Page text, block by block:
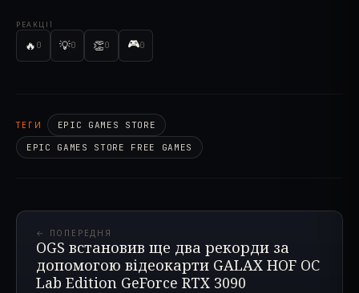
РЕАКЦІЇ
🔥 0 💡0 👏0 🎮0
ТЕГИ
EPIC GAMES STORE
EPIC GAMES STORE FREE GAMES
← ПОПЕРЕДНЯ
OGS встановив ще два рекорди за
допомогою відеокарти GALAX HOF OC
Lab Edition GeForce RTX 3090